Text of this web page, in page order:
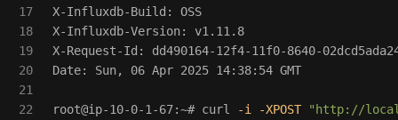
17
18
19
20
21
22
X-Influxdb-Build: OSS
X-Influxdb-Version: v1.11.8
X-Request-Id: dd490164-12f4-11f0-8640-
Date: Sun, 06 Apr 2025 14:38:54 GMT
root@ip-10-0-1-67:~# curl -i -XPOST
"http://